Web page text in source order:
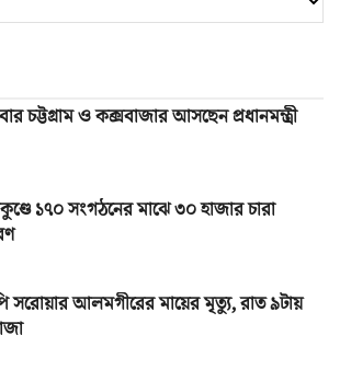
চট্টগ্রাম ও কক্সবাজার আসছেন প্রধানমন্ত্রী
১৭০ সংগঠনের মাঝে ৩০ হাজার চারা
সরোয়ার আলমগীরের মায়ের মৃত্যু, রাত ৯টায়